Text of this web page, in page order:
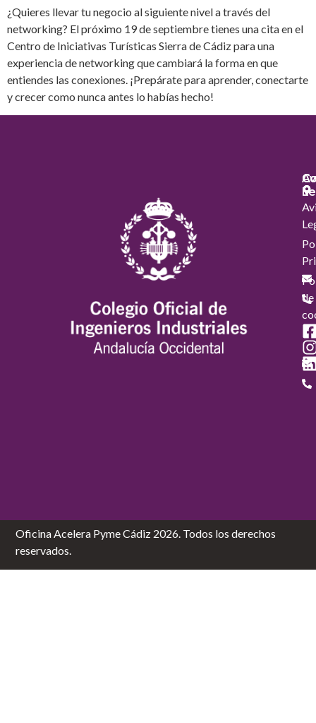
¿Quieres llevar tu negocio al siguiente nivel a través del
networking? El próximo 19 de septiembre tienes una cita en el
Centro de Iniciativas Turísticas Sierra de Cádiz para una
experiencia de networking que cambiará la forma en que
entiendes las conexiones. ¡Prepárate para aprender, conectarte
y crecer como nunca antes lo habías hecho!
de
Oficina Acelera Pyme Cádiz 2026. Todos los derechos
reservados.